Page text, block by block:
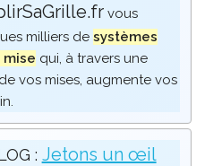
vous
milliers de systèmes
qui, à travers une
vos mises, augmente vos
: Jetons un œil